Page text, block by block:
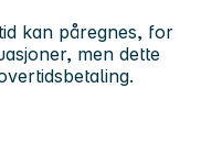
kan påregnes, for
men dette